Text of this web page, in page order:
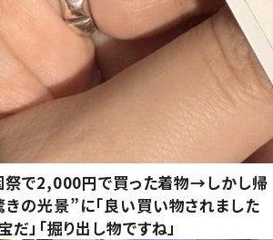
祭で2,000円で買った着物→しかし帰
の光景”に「良い買い物されました
だ」「掘り出し物ですね」